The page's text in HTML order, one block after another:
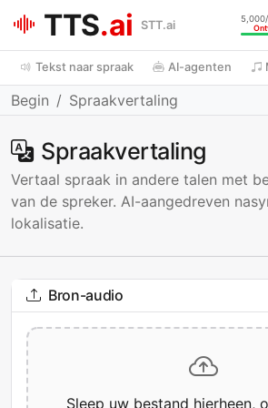
TTS.ai STT.ai
Tekst naar spraak AI-agenten
Begin Spraakvertaling
Spraakvertaling
Vertaal spraak in andere talen met
van de spreker. AI-aangedreven
lokalisatie.
Bron-audio
Sleep uw bestand hierheen,